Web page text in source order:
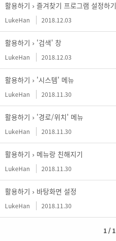
활용하기 › 즐겨찾기 프로그램 설정하기
LukeHan 2018.12.03
활용하기 › '검색' 창
LukeHan 2018.12.03
활용하기 › '시스템' 메뉴
LukeHan 2018.11.30
활용하기 › '경로/위치' 메뉴
LukeHan 2018.11.30
활용하기 › 메뉴랑 친해지기
LukeHan 2018.11.30
활용하기 › 바탕화면 설정
LukeHan 2018.11.30
1 / 1